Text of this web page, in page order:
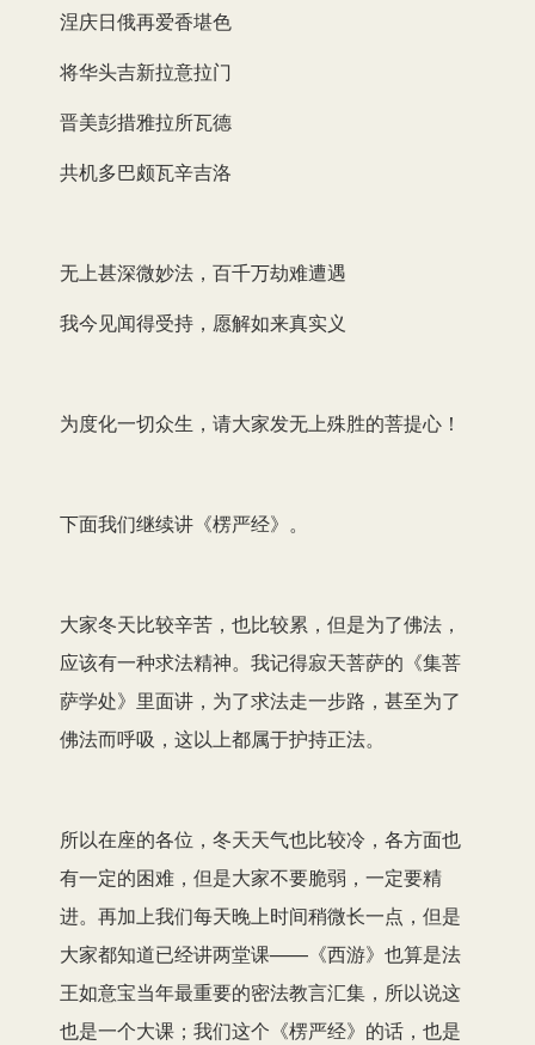
涅庆日俄再爱香堪色
将华头吉新拉意拉门
晋美彭措雅拉所瓦德
共机多巴颇瓦辛吉洛
无上甚深微妙法，百千万劫难遭遇
我今见闻得受持，愿解如来真实义
为度化一切众生，请大家发无上殊胜的菩提心！
下面我们继续讲《楞严经》。
大家冬天比较辛苦，也比较累，但是为了佛法，
应该有一种求法精神。我记得寂天菩萨的《集菩
萨学处》里面讲，为了求法走一步路，甚至为了
佛法而呼吸，这以上都属于护持正法。
所以在座的各位，冬天天气也比较冷，各方面也
有一定的困难，但是大家不要脆弱，一定要精
进。再加上我们每天晚上时间稍微长一点，但是
大家都知道已经讲两堂课——《西游》也算是法
王如意宝当年最重要的密法教言汇集，所以说这
也是一个大课；我们这个《楞严经》的话，也是